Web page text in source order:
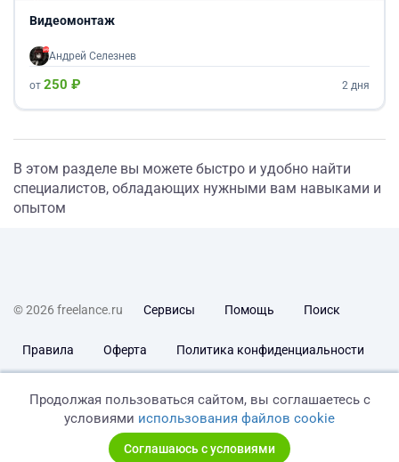
Видеомонтаж
Андрей Селезнев
от 250 ₽ 2 дня
В этом разделе вы можете быстро и удобно найти
специалистов, обладающих нужными вам навыками и
опытом
© 2026 freelance.ru Сервисы Помощь Поиск
Правила Оферта Политика конфиденциальности
Продолжая пользоваться сайтом, вы соглашаетесь с
условиями использования файлов cookie
Соглашаюсь с условиями